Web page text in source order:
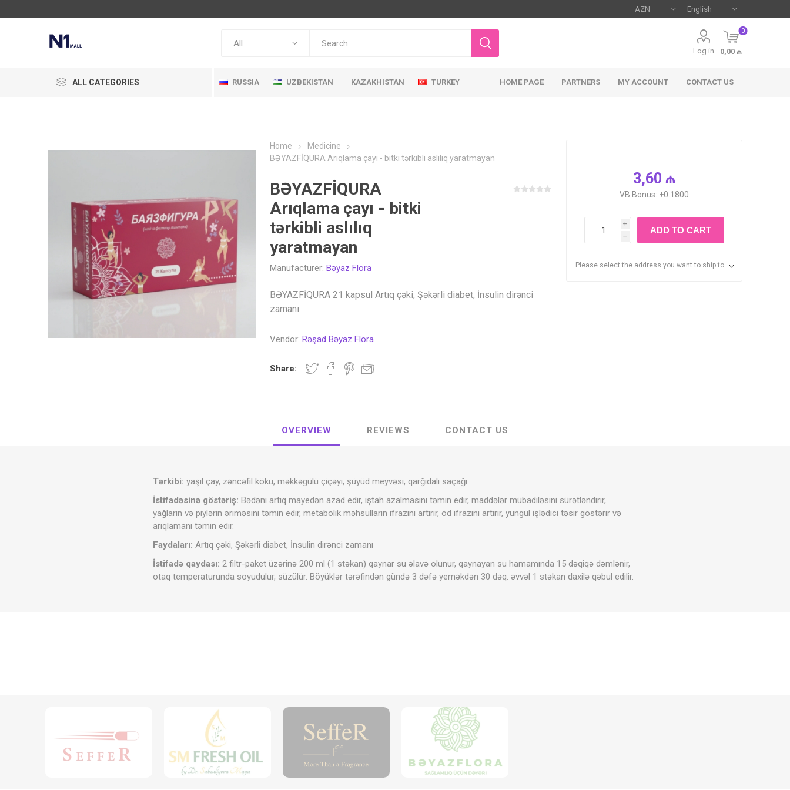
Log in
0
0,00 ₼
ALL CATEGORIES HOME PAGE PARTNERS MY ACCOUNT CONTACT US
RUSSIA UZBEKISTAN KAZAKHISTAN TURKEY
Home
Medicine
BƏYAZFİQURA Arıqlama çayı - bitki tərkibli aslılıq yaratmayan
BƏYAZFİQURA
Arıqlama çayı - bitki
tərkibli aslılıq
yaratmayan
Manufacturer: Bəyaz Flora
BƏYAZFİQURA 21 kapsul Artıq çəki, Şəkərli diabet, İnsulin dirənci
zamanı
Vendor: Rəşad Bəyaz Flora
Share:
3,60 ₼
VB Bonus: +0.1800
i
h
ADD TO CART
Please select the address you want to ship to
OVERVIEW REVIEWS CONTACT US
Tərkibi:yaşıl çay, zəncəfil kökü, məkkəgülü çiçəyi, şüyüd meyvəsi, qarğıdalı saçağı.
İstifadəsinə göstəriş: Bədəni artıq mayedən azad edir, iştah azalmasını təmin edir, maddələr mübadiləsini sürətləndirir,
yağların və piylərin əriməsini təmin edir, metabolik məhsulların ifrazını artırır, öd ifrazını artırır, yüngül işlədici təsir göstərir və
arıqlamanı təmin edir.
Faydaları:Artıq çəki, Şəkərli diabet, İnsulin dirənci zamanı
İstifadə qaydası:2 filtr-paket üzərinə 200 ml (1 stəkan) qaynar su əlavə olunur, qaynayan su hamamında 15 dəqiqə dəmlənir,
otaq temperaturunda soyudulur, süzülür. Böyüklər tərəfindən gündə 3 dəfə yeməkdən 30 dəq. əvvəl 1 stəkan daxilə qəbul edilir.